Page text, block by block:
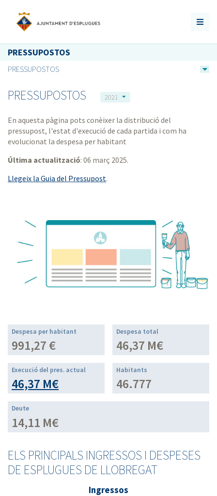
PRESSUPOSTOS
PRESSUPOSTOS
PRESSUPOSTOS 2021
En aquesta pàgina pots conèixer la distribució del
pressupost, l'estat d'execució de cada partida i com ha
evolucionat la despesa per habitant
Última actualització: 06 març 2025.
Llegeix la Guia del Pressupost.
Despesa per habitant
991,27 €
Despesa total
46,37 M€
Execució del pres. actual
46,37 M€
Habitants
46.777
Deute
14,11 M€
ELS PRINCIPALS INGRESSOS I DESPESES
DE ESPLUGUES DE LLOBREGAT
Ingressos